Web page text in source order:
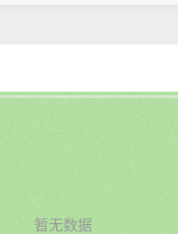
暂无数据